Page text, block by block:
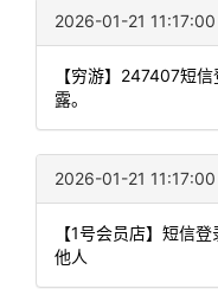
2026-01-21 11:17:00
【穷游】247407短
露。
2026-01-21 11:17:00
【1号会员店】短信
他人